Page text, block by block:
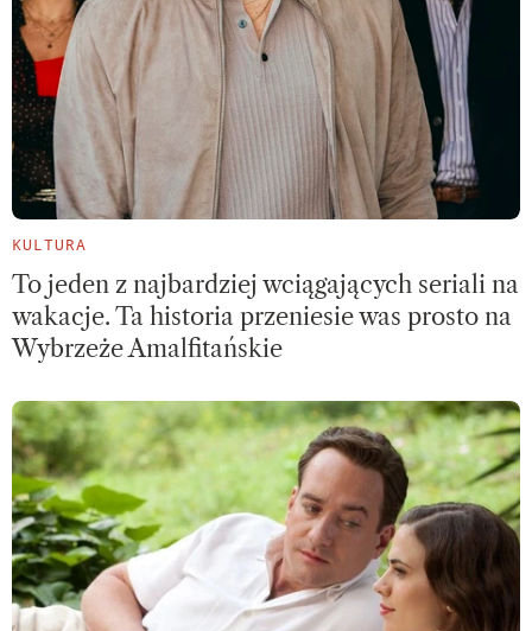
KULTURA
To jeden z najbardziej wciągających seriali na
wakacje. Ta historia przeniesie was prosto na
Wybrzeże Amalfitańskie